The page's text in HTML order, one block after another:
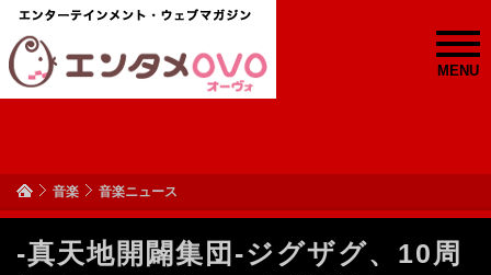
MENU
音楽 音楽ニュース
-真天地開闢集団-ジグザグ、10周